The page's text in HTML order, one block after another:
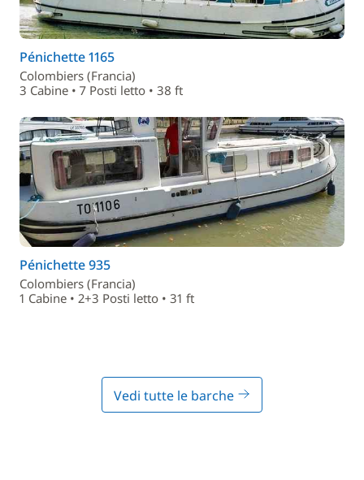
Pénichette 1165
Colombiers (Francia)
3 Cabine • 7 Posti letto • 38 ft
Pénichette 935
Colombiers (Francia)
1 Cabine • 2+3 Posti letto • 31 ft
Vedi tutte le barche